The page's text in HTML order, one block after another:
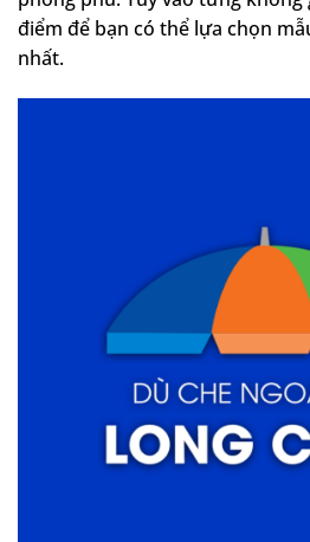
điểm để bạn có thể lựa chọn
nhất.